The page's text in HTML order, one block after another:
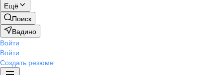
Ещё
Поиск
Вадино
Войти
Войти
Создать резюме